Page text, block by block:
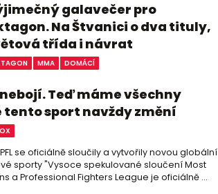
galavečer pro
Na Štvanici o dva tituly,
třída i návrat
MMA DOMÁCÍ
Teď máme všechny
tento sport navždy změní
PFL se oficiálně sloučily a vytvořily novou globální
sporty "Vysoce spekulované sloučení Most
a Professional Fighters League je oficiálně ...